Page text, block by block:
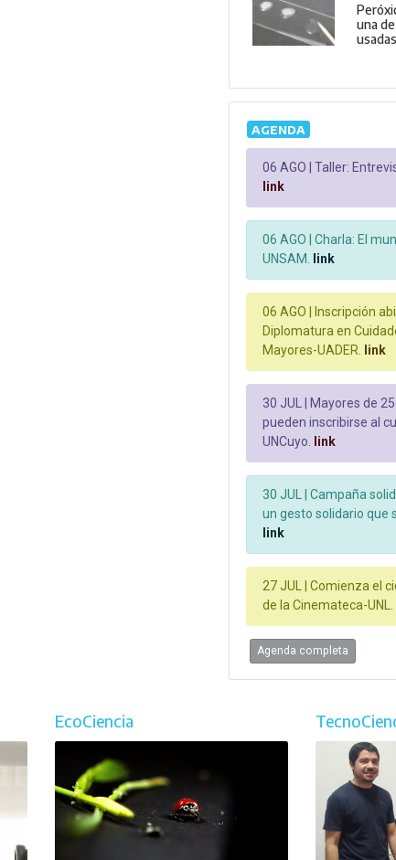
una
AGENDA
06 AGO |
Taller:
link
06 AGO |
Charla: El
UNSAM.
link
06 AGO |
Inscripción
Diplomatura en
Mayores-UADER.
link
30 JUL |
Mayores de
pueden inscribirse al
UNCuyo.
link
30 JUL |
Campaña
un gesto solidario que
link
27 JUL |
Comienza el
de la Cinemateca-UNL.
Agenda completa
EcoCiencia